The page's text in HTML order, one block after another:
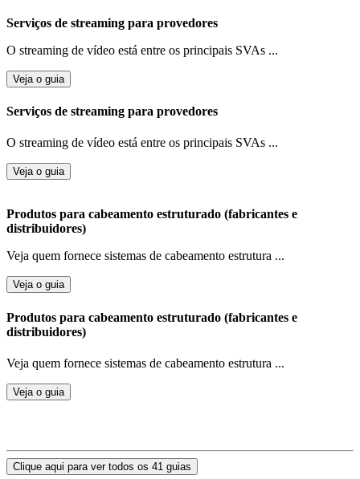
Serviços de streaming para provedores
O streaming de vídeo está entre os principais SVAs ...
Veja o guia
Serviços de streaming para provedores
O streaming de vídeo está entre os principais SVAs ...
Veja o guia
Produtos para cabeamento estruturado (fabricantes e
distribuidores)
Veja quem fornece sistemas de cabeamento estrutura ...
Veja o guia
Produtos para cabeamento estruturado (fabricantes e
distribuidores)
Veja quem fornece sistemas de cabeamento estrutura ...
Veja o guia
Clique aqui para ver todos os 41 guias